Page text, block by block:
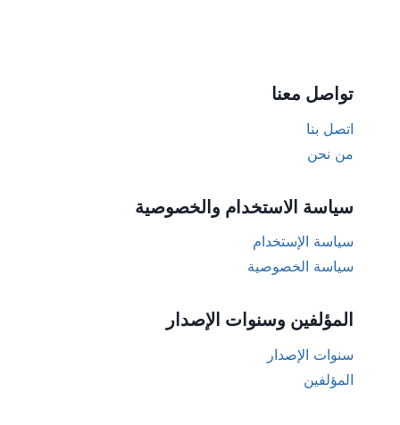
تواصل معنا
اتصل بنا
من نحن
سياسة الاستخدام والخصوصية
سياسة الإستخدام
سياسة الخصوصية
المؤلفين وسنوات الإصدار
سنوات الإصدار
المؤلفين